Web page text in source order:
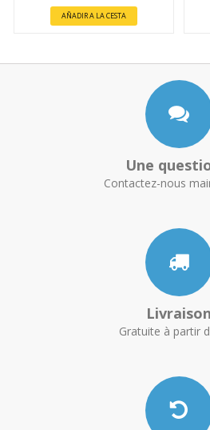
AÑADIR A LA CESTA
Une
Contactez-nous
Livraison
Gratuite à partir